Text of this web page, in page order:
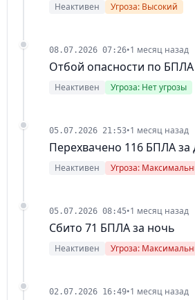
Неактивен Угроза: Высокий
08.07.2026 07:26•1 месяц назад
Отбой опасности по БПЛА
Неактивен Угроза: Нет угрозы
05.07.2026 21:53•1 месяц назад
Перехвачено 116 БПЛА за
Неактивен Угроза:
05.07.2026 08:45•1 месяц назад
Сбито 71 БПЛА за ночь
Неактивен Угроза:
02.07.2026 16:49•1 месяц назад